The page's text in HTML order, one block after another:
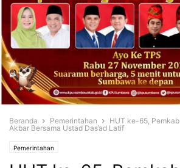
Beranda Pemerintahan
HUT ke-65,
Akbar Bersama Ustad Das’ad Latif
Pemerintahan